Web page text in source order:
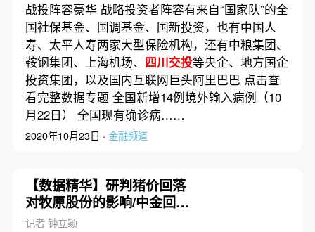
战投阵容豪华 战略投资者阵容有来自“国家队”的全
国社保基金、国调基金、国新投资，也有中国人
寿、太平人寿两家大型保险机构，还有中粮集团、
鞍钢集团、上海机场、 四川交投等央企、地方国企
投资集团，以及国内互联网巨头阿里巴巴 点击查
看完整数据专题 全国新增14例境外输入病例（10
月22日） 全国现有确诊病……
2020年10月23日 · 金融频道
【数据精华】研判猪价回落
对牧原股份的影响/中金回A
战投阵容豪华
记者 钟立颖